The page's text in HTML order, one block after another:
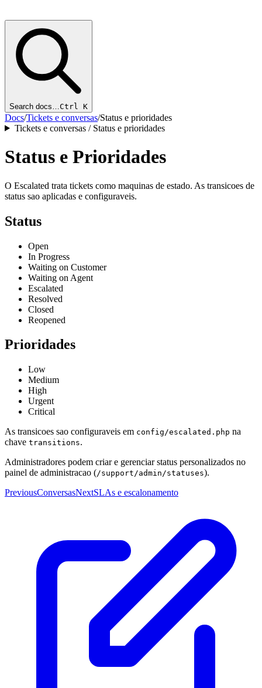
Search docs… Ctrl K
Docs/Tickets e conversas/Status e prioridades
Tickets e conversas / Status e prioridades
Status e Prioridades
O Escalated trata tickets como maquinas de estado. As transicoes de
status sao aplicadas e configuraveis.
Status
Open
In Progress
Waiting on Customer
Waiting on Agent
Escalated
Resolved
Closed
Reopened
Prioridades
Low
Medium
High
Urgent
Critical
As transicoes sao configuraveis em config/escalated.php na
chave transitions.
Administradores podem criar e gerenciar status personalizados no
painel de administracao (/support/admin/statuses).
PreviousConversasNextSLAs e escalonamento